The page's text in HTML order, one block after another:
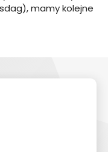
mamy kolejne